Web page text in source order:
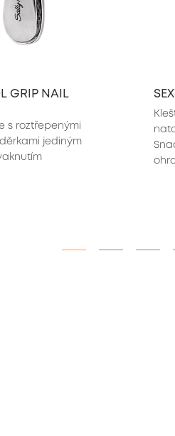
GRIP NAIL
s roztřepenými
jediným
ITEM 01 (CURRENT
ITEM 02